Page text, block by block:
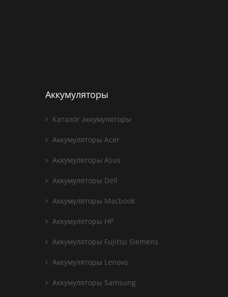
Аккумуляторы
Каталог аккумуляторы
Аккумуляторы Acer
Аккумуляторы Asus
Аккумуляторы Dell
Аккумуляторы Macbook
Аккумуляторы HP
Аккумуляторы Fujitsu Siemens
Аккумуляторы Lenovo
Аккумуляторы Samsung